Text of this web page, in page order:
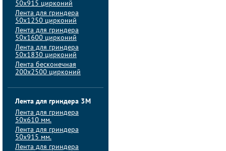
50х915 цирконий
Лента для гриндера
50х1250 цирконий
Лента для гриндера
50х1600 цирконий
Лента для гриндера
50x1830 цирконий
Лента бесконечная
200х2500 цирконий
Лента для гриндера 3M
Лента для гриндера
50x610 мм.
Лента для гриндера
50x915 мм.
Лента для гриндера